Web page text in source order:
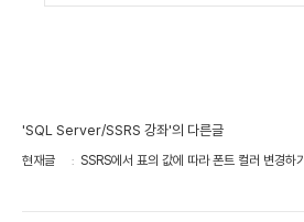
'SQL Server/SSRS 강좌'의 다른글
현재글 SSRS에서 표의 값에 따라 폰트 컬러 변경하기